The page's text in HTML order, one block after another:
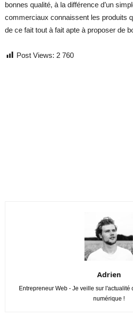
bonnes qualité, à la différence d’un
commerciaux connaissent les produits
de ce fait tout à fait apte à proposer de
Post Views: 2 760
Adrien
Entrepreneur Web - Je veille sur l'actualité
numérique !